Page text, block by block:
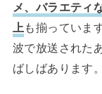
メ、バラエティ
上 も揃っていま
波で放送された
ばしばあります。